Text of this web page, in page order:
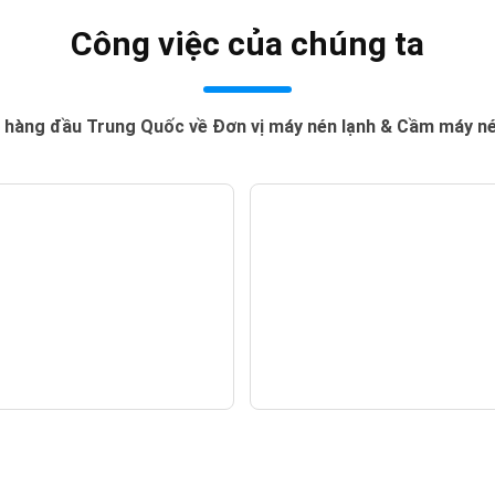
Công việc của chúng ta
hàng đầu Trung Quốc về Đơn vị máy nén lạnh & Cầm máy